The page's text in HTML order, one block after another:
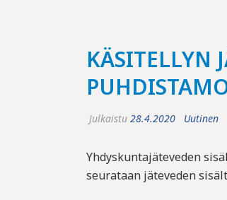
KÄSITELLYN
Julkaistu 28.4.2020 Uutinen
Yhdyskuntajäteveden
seurataan jäteveden